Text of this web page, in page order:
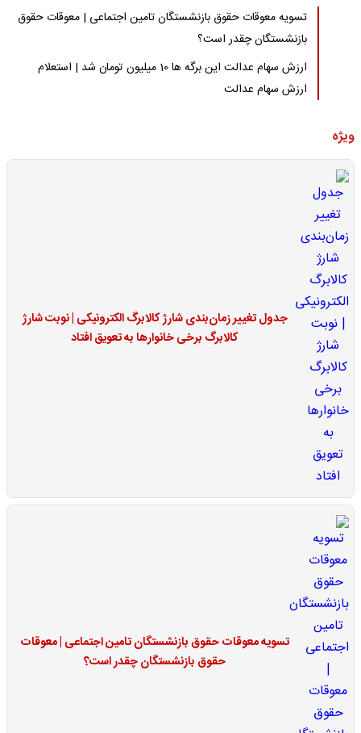
تسویه معوقات حقوق بازنشستگان تامین اجتماعی | معوقات حقوق
بازنشستگان چقدر است؟
ارزش سهام عدالت این برگه ها 10 میلیون تومان شد | استعلام
ارزش سهام عدالت
ویژه
جدول تغییر زمان‌بندی شارژ کالابرگ الکترونیکی | نوبت شارژ
کالابرگ برخی خانوارها به تعویق افتاد
تسویه معوقات حقوق بازنشستگان تامین اجتماعی | معوقات
حقوق بازنشستگان چقدر است؟